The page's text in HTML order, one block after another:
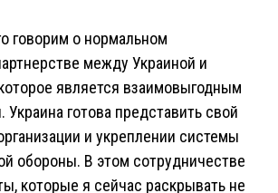
говорим о нормальном
между Украиной и
является взаимовыгодным
Украина готова представить свой
и укреплении системы
обороны. В этом сотрудничестве
которые я сейчас раскрывать не